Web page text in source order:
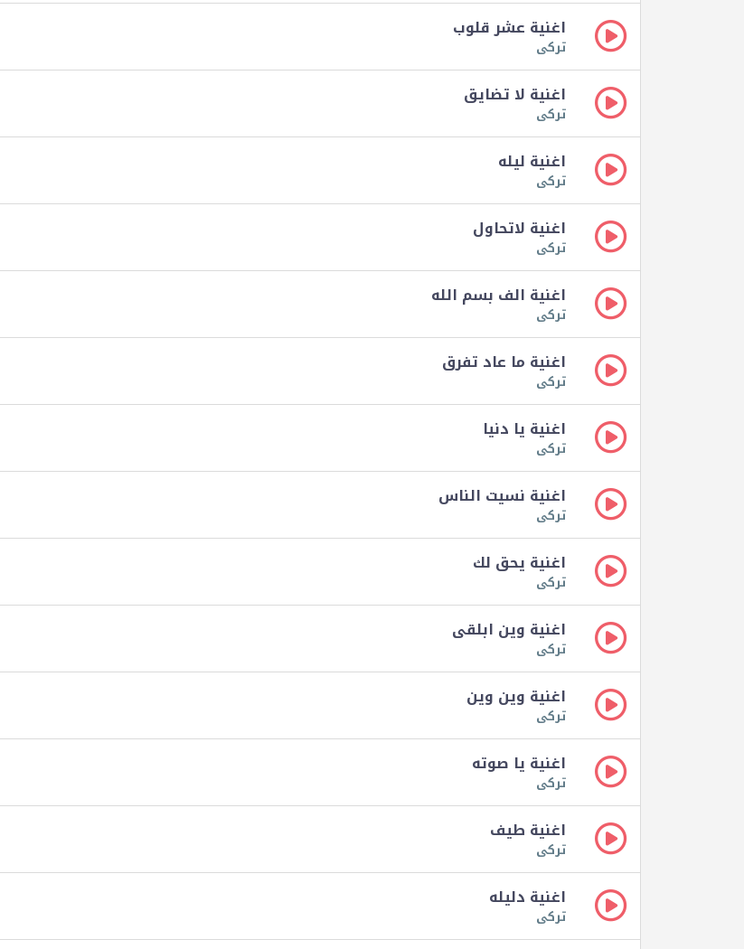
اغنية عشر قلوب
تركى
اغنية لا تضايق
تركى
اغنية ليله
تركى
اغنية لاتحاول
تركى
اغنية الف بسم الله
تركى
اغنية ما عاد تفرق
تركى
اغنية يا دنيا
تركى
اغنية نسيت الناس
تركى
اغنية يحق لك
تركى
اغنية وين ابلقى
تركى
اغنية وين وين
تركى
اغنية يا صوته
تركى
اغنية طيف
تركى
اغنية دليله
تركى